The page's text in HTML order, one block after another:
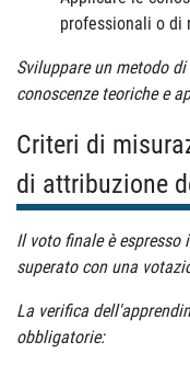
professionali o di
Sviluppare un metodo
conoscenze teoriche e
Criteri di
di attribuzione
Il voto finale è espresso
superato con una
La verifica
obbligatorie: